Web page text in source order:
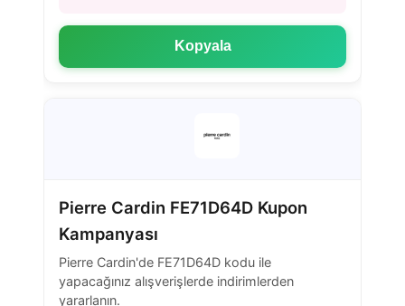
Kopyala
Pierre Cardin FE71D64D Kupon
Kampanyası
Pierre Cardin'de FE71D64D kodu ile
yapacağınız alışverişlerde indirimlerden
yararlanın.